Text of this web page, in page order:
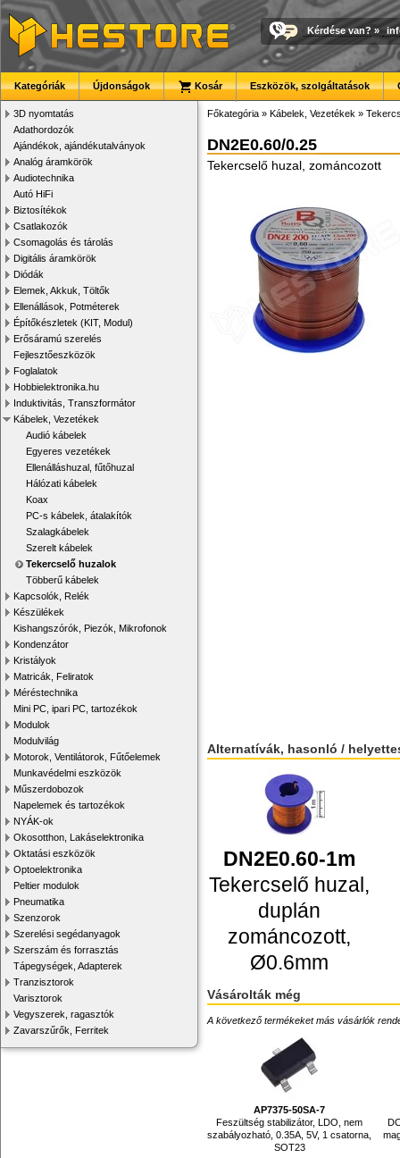
Kérdése van? »
Kategóriák Újdonságok Kosár Eszközök, szolgáltatások
3D nyomtatás
Adathordozók
Ajándékok, ajándékutalványok
Analóg áramkörök
Audiotechnika
Autó HiFi
Biztosítékok
Csatlakozók
Csomagolás és tárolás
Digitális áramkörök
Diódák
Elemek, Akkuk, Töltők
Ellenállások, Potméterek
Építőkészletek (KIT, Modul)
Erősáramú szerelés
Fejlesztőeszközök
Foglalatok
Hobbielektronika.hu
Induktivitás, Transzformátor
Kábelek, Vezetékek
Audió kábelek
Egyeres vezetékek
Ellenálláshuzal, fűtőhuzal
Hálózati kábelek
Koax
PC-s kábelek, átalakítók
Szalagkábelek
Szerelt kábelek
Tekercselő huzalok
Többerű kábelek
Kapcsolók, Relék
Készülékek
Kishangszórók, Piezók, Mikrofonok
Kondenzátor
Kristályok
Matricák, Feliratok
Méréstechnika
Mini PC, ipari PC, tartozékok
Modulok
Modulvilág
Motorok, Ventilátorok, Fűtőelemek
Munkavédelmi eszközök
Műszerdobozok
Napelemek és tartozékok
NYÁK-ok
Okosotthon, Lakáselektronika
Oktatási eszközök
Optoelektronika
Peltier modulok
Pneumatika
Szenzorok
Szerelési segédanyagok
Szerszám és forrasztás
Tápegységek, Adapterek
Tranzisztorok
Varisztorok
Vegyszerek, ragasztók
Zavarszűrők, Ferritek
Főkategória » Kábelek, Vezetékek »
DN2E0.60/0.25
Tekercselő huzal, zománcozott
Alternatívák, hasonló /
DN2E0.60-1m
Tekercselő huzal,
duplán
zománcozott,
Ø0.6mm
Vásárolták még
A következő termékeket más vásárlók
AP7375-50SA-7
Feszültség stabilizátor, LDO, nem
szabályozható, 0.35A, 5V, 1 csatorna,
SOT23